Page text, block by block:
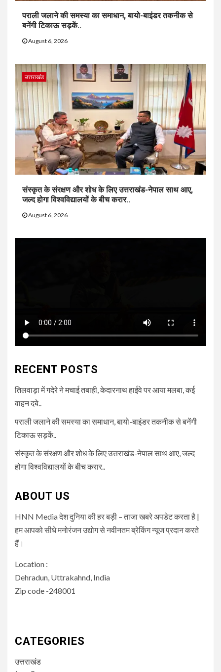
पराली जलाने की समस्या का समाधान, बायो-बाइंडर तकनीक से
बनेंगी टिकाऊ सड़कें..
August 6, 2026
उत्तराखंड
संस्कृत के संरक्षण और शोध के लिए उत्तराखंड-नेपाल साथ आए,
जल्द होगा विश्वविद्यालयों के बीच करार..
August 6, 2026
RECENT POSTS
तिलवाड़ा में गदेरे ने मचाई तबाही, केदारनाथ हाईवे पर आया मलबा, कई
वाहन दबे..
पराली जलाने की समस्या का समाधान, बायो-बाइंडर तकनीक से बनेंगी
टिकाऊ सड़कें..
संस्कृत के संरक्षण और शोध के लिए उत्तराखंड-नेपाल साथ आए, जल्द
होगा विश्वविद्यालयों के बीच करार..
ABOUT US
HNN Media देश दुनिया की हर बड़ी – ताजा खबरे अपडेट करता है |
हम आपको सीधे मनोरंजन उद्योग से नवीनतम ब्रेकिंग न्यूज प्रदान करते
हैं।
Location :
Dehradun, Uttrakahnd, India
Zip code -248001
CATEGORIES
उत्तराखंड